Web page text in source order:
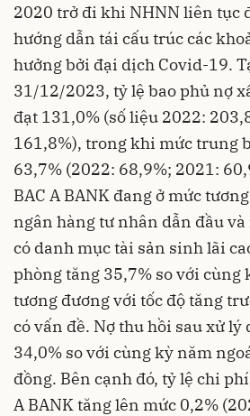
2020 trở đi khi NHNN liên tục
hướng dẫn tái cấu trúc các
hưởng bởi đại dịch Covid-19.
31/12/2023, tỷ lệ bao phủ nợ
đạt 131,0% (số liệu 2022:
161,8%), trong khi mức trung
63,7% (2022: 68,9%; 2021:
BAC A BANK đang ở mức
ngân hàng tư nhân dẫn đầu
có danh mục tài sản sinh lãi
phòng tăng 35,7% so với cùng
tương đương với tốc độ tăng
có vấn đề. Nợ thu hồi sau xử lý
34,0% so với cùng kỳ năm
đồng. Bên cạnh đó, tỷ lệ chi
A BANK tăng lên mức 0,2%